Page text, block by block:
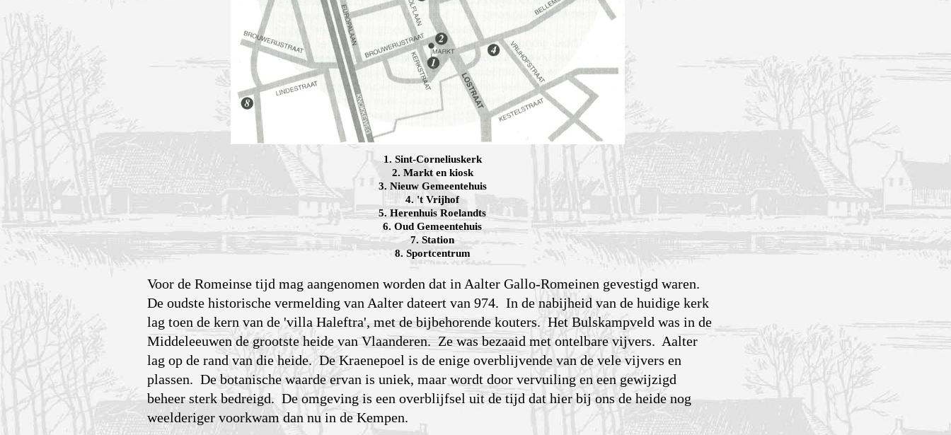
1. Sint-Corneliuskerk
2. Markt en kiosk
3. Nieuw Gemeentehuis
4. 't Vrijhof
5. Herenhuis Roelandts
6. Oud Gemeentehuis
7. Station
8. Sportcentrum
Voor de Romeinse tijd mag aangenomen worden dat in Aalter Gallo-Romeinen gevestigd waren.
De oudste historische vermelding van Aalter dateert van 974. In de nabijheid van de huidige kerk
lag toen de kern van de 'villa Haleftra', met de bijbehorende kouters. Het Bulskampveld was in de
Middeleeuwen de grootste heide van Vlaanderen. Ze was bezaaid met ontelbare vijvers. Aalter
lag op de rand van die heide. De Kraenepoel is de enige overblijvende van de vele vijvers en
plassen. De botanische waarde ervan is uniek, maar wordt door vervuiling en een gewijzigd
beheer sterk bedreigd. De omgeving is een over­blijfsel uit de tijd dat hier bij ons de heide nog
weelderiger voorkwam dan nu in de Kempen.